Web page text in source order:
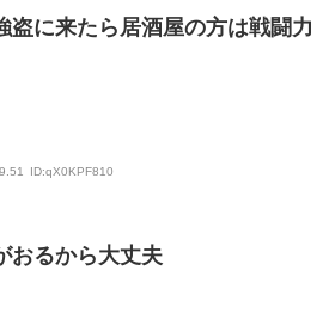
盗に来たら居酒屋の方は戦闘力
ID:qX0KPF810
おるから大丈夫